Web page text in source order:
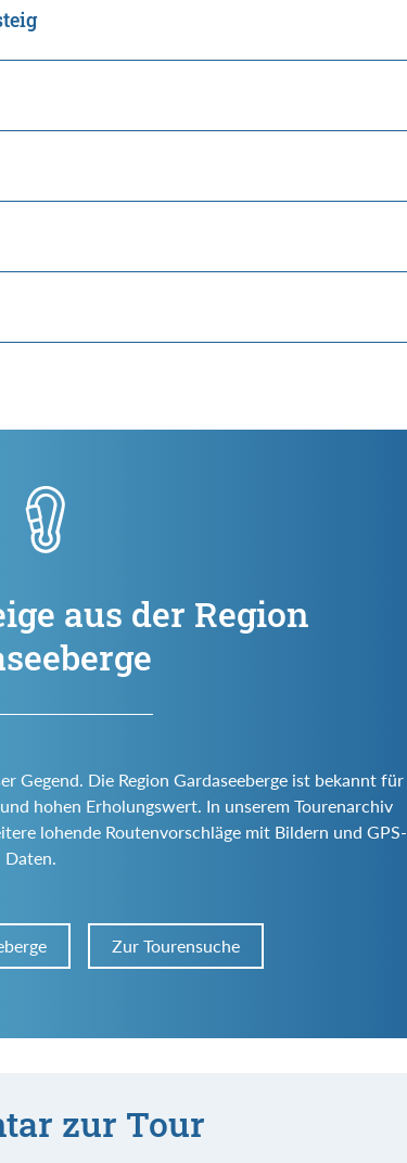
aus der Region
Gegend. Die Region Gardaseeberge ist bekannt für
hohen Erholungswert. In unserem Tourenarchiv
lohende Routenvorschläge mit Bildern und GPS-
Daten.
Zur Tourensuche
zur Tour